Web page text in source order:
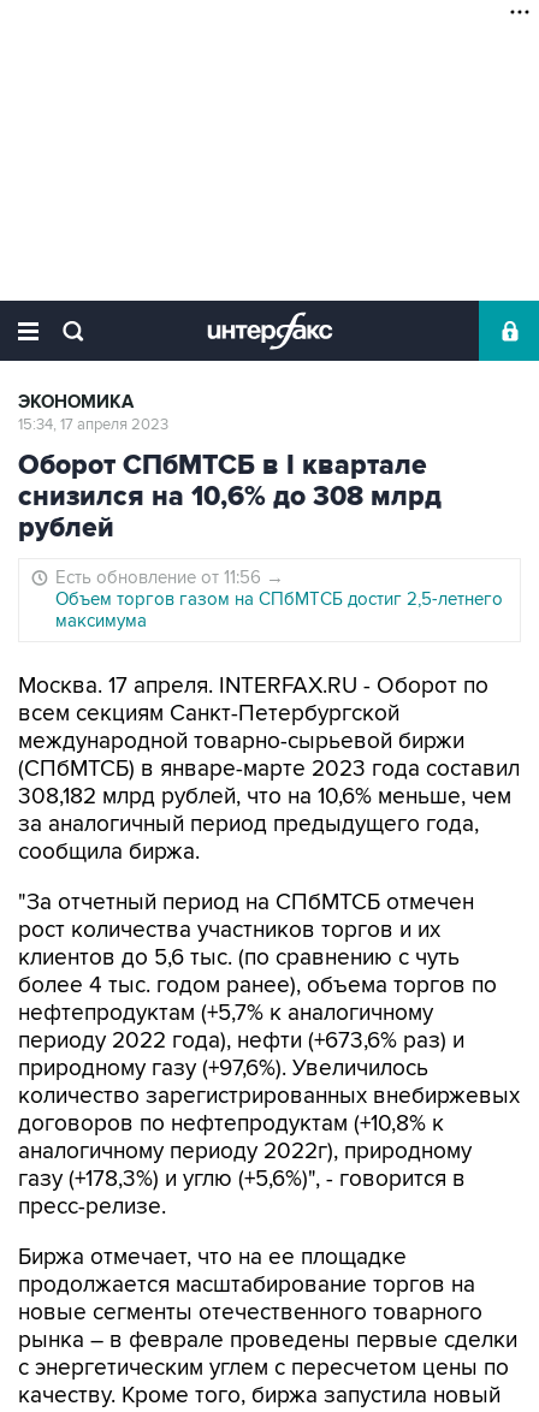
ЭКОНОМИКА
15:34, 17 апреля 2023
Оборот СПбМТСБ в I квартале
снизился на 10,6% до 308 млрд
рублей
Есть обновление от 11:56 →
Объем торгов газом на СПбМТСБ достиг 2,5-летнего
максимума
Москва. 17 апреля. INTERFAX.RU - Оборот по
всем секциям Санкт-Петербургской
международной товарно-сырьевой биржи
(СПбМТСБ) в январе-марте 2023 года составил
308,182 млрд рублей, что на 10,6% меньше, чем
за аналогичный период предыдущего года,
сообщила биржа.
"За отчетный период на СПбМТСБ отмечен
рост количества участников торгов и их
клиентов до 5,6 тыс. (по сравнению с чуть
более 4 тыс. годом ранее), объема торгов по
нефтепродуктам (+5,7% к аналогичному
периоду 2022 года), нефти (+673,6% раз) и
природному газу (+97,6%). Увеличилось
количество зарегистрированных внебиржевых
договоров по нефтепродуктам (+10,8% к
аналогичному периоду 2022г), природному
газу (+178,3%) и углю (+5,6%)", - говорится в
пресс-релизе.
Биржа отмечает, что на ее площадке
продолжается масштабирование торгов на
новые сегменты отечественного товарного
рынка – в феврале проведены первые сделки
с энергетическим углем с пересчетом цены по
качеству. Кроме того, биржа запустила новый